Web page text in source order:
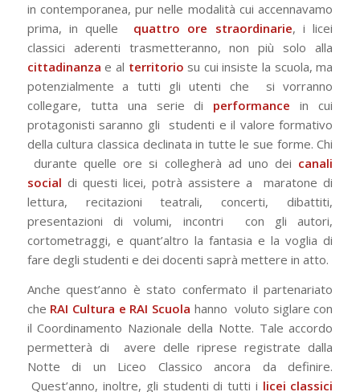
in contemporanea, pur nelle modalità cui accennavamo
prima, in quelle
quattro ore straordinarie, i licei
classici aderenti trasmetteranno, non più solo alla
cittadinanza e al territorio su cui insiste la scuola, ma
potenzialmente a tutti gli utenti che
si vorranno
collegare, tutta una serie di performance in cui
protagonisti saranno gli
studenti e il valore formativo
della cultura classica declinata in tutte le sue forme. Chi
durante quelle ore si collegherà ad uno dei canali
social di questi licei, potrà assistere a
maratone di
lettura, recitazioni teatrali, concerti, dibattiti,
presentazioni di volumi, incontri
con gli autori,
cortometraggi, e quant’altro la fantasia e la voglia di
fare degli studenti e dei docenti saprà mettere in atto.
Anche quest’anno è stato confermato il partenariato
che RAI Cultura e RAI Scuola hanno voluto siglare con
il Coordinamento Nazionale della Notte. Tale accordo
permetterà di
avere delle riprese registrate dalla
Notte di un Liceo Classico ancora da definire.
Quest’anno, inoltre, gli studenti di tutti i licei classici